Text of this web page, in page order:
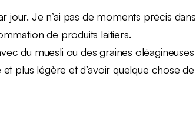
jour. Je n’ai pas de moments précis dans
de produits laitiers.
du muesli ou des graines oléagineuses
plus légère et d’avoir quelque chose de